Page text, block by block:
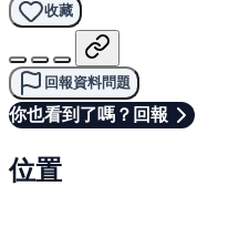
收藏
回報資料問題
你也看到了嗎？回報
位置